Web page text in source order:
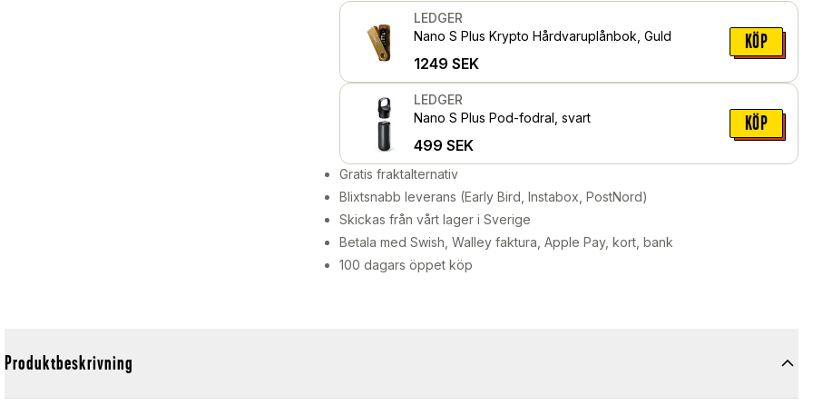
LEDGER
Nano S Plus Krypto Hårdvaruplånbok, Guld
1249 SEK
KÖP
LEDGER
Nano S Plus Pod-fodral, svart
499 SEK
KÖP
Gratis fraktalternativ
Blixtsnabb leverans (Early Bird, Instabox, PostNord)
Skickas från vårt lager i Sverige
Betala med Swish, Walley faktura, Apple Pay, kort, bank
100 dagars öppet köp
Produktbeskrivning